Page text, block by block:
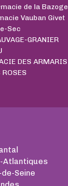
de la Bazoge
Vauban Givet
Sec
GRANIER
DES ARMARIS
ROSES
Atlantiques
Seine